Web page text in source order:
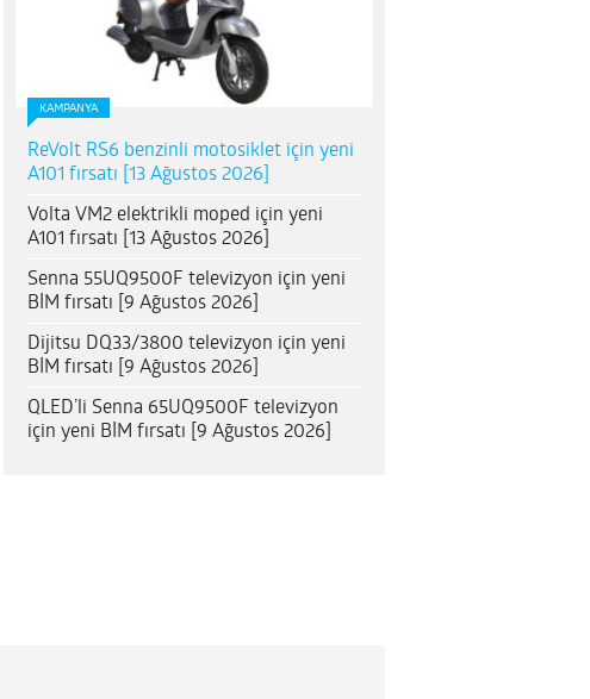
KAMPANYA
ReVolt RS6 benzinli motosiklet için yeni
A101 fırsatı [13 Ağustos 2026]
Volta VM2 elektrikli moped için yeni
A101 fırsatı [13 Ağustos 2026]
Senna 55UQ9500F televizyon için yeni
BİM fırsatı [9 Ağustos 2026]
Dijitsu DQ33/3800 televizyon için yeni
BİM fırsatı [9 Ağustos 2026]
QLED’li Senna 65UQ9500F televizyon
için yeni BİM fırsatı [9 Ağustos 2026]